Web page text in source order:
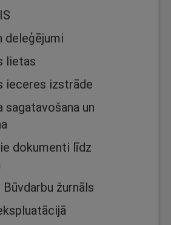
deleģējumi
lietas
ieceres izstrāde
sagatavošana un
dokumenti līdz
Būvdarbu žurnāls